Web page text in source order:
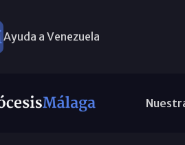
Ayuda a Venezuela